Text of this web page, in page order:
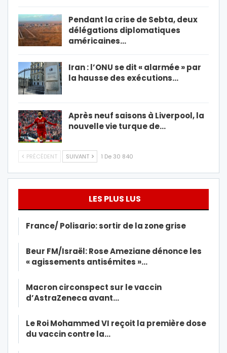
Pendant la crise de Sebta, deux
délégations diplomatiques
américaines…
Iran : l’ONU se dit « alarmée » par
la hausse des exécutions…
Après neuf saisons à Liverpool, la
nouvelle vie turque de…
PRÉCÉDENT SUIVANT 1 De 30 840
LES PLUS LUS
France/ Polisario: sortir de la zone grise
Beur FM/Israël: Rose Ameziane dénonce les
« agissements antisémites »…
Macron circonspect sur le vaccin
d’AstraZeneca avant…
Le Roi Mohammed VI reçoit la première dose
du vaccin contre la…